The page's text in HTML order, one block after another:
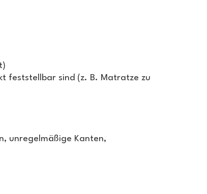
feststellbar sind (z. B. Matratze zu
unregelmäßige Kanten,